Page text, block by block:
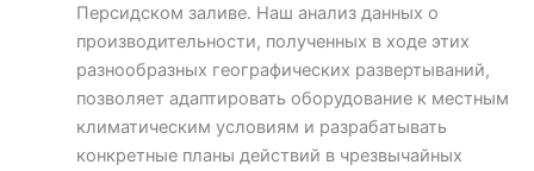
Персидском заливе. Наш анализ данных о
производительности, полученных в ходе этих
разнообразных географических развертываний,
позволяет адаптировать оборудование к местным
климатическим условиям и разрабатывать
конкретные планы действий в чрезвычайных